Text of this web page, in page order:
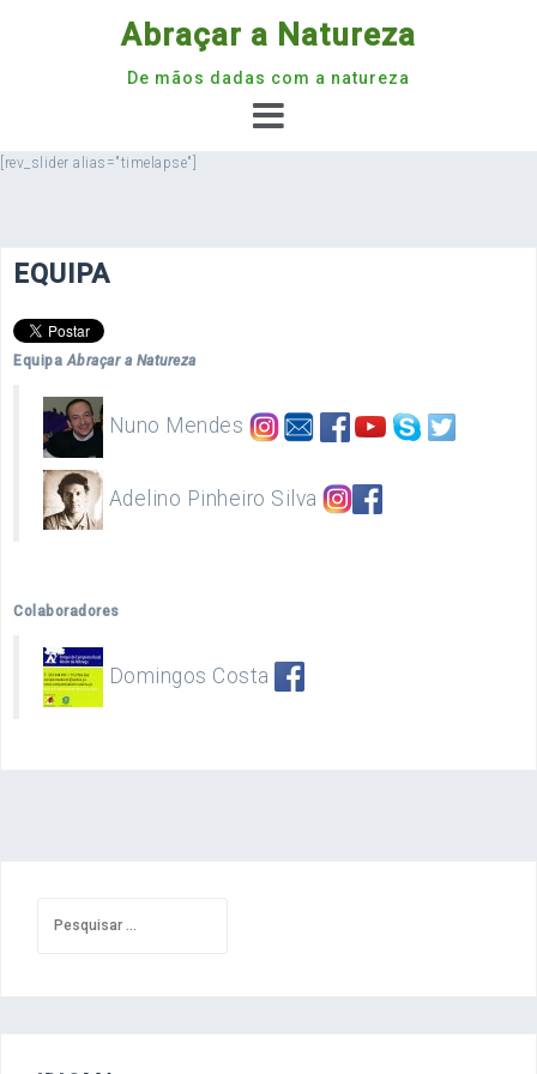
Abraçar a Natureza
De mãos dadas com a natureza
[rev_slider alias="timelapse"]
EQUIPA
EquipaAbraçar a Natureza
Nuno Mendes
Adelino Pinheiro Silva
Colaboradores
Domingos Costa
por: